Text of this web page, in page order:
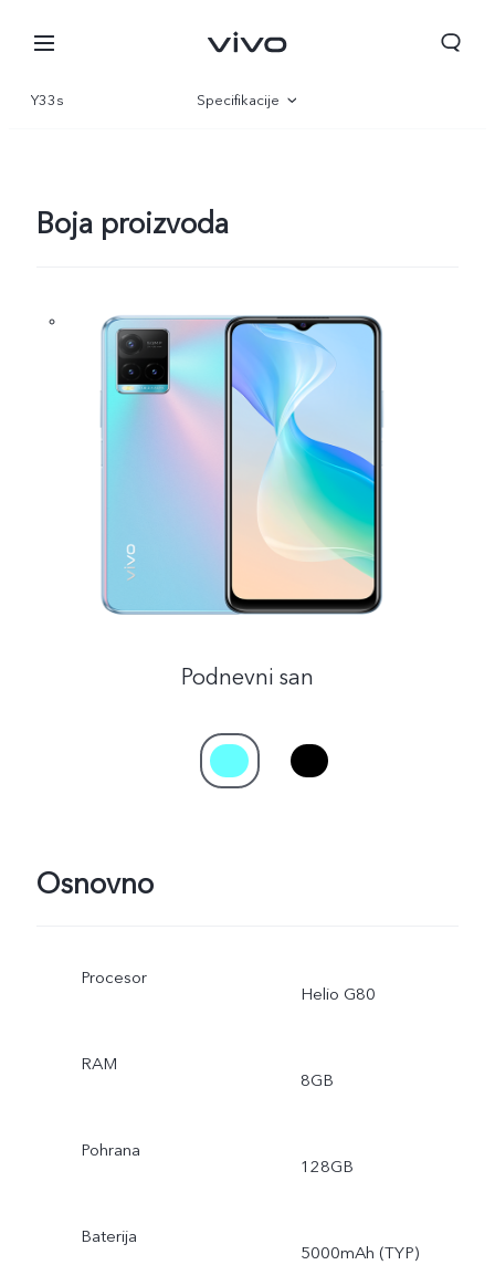
Y33s Specifikacije
Boja proizvoda
Podnevni san
Osnovno
Procesor
Helio G80
RAM
8GB
Pohrana
128GB
Baterija
5000mAh (TYP)